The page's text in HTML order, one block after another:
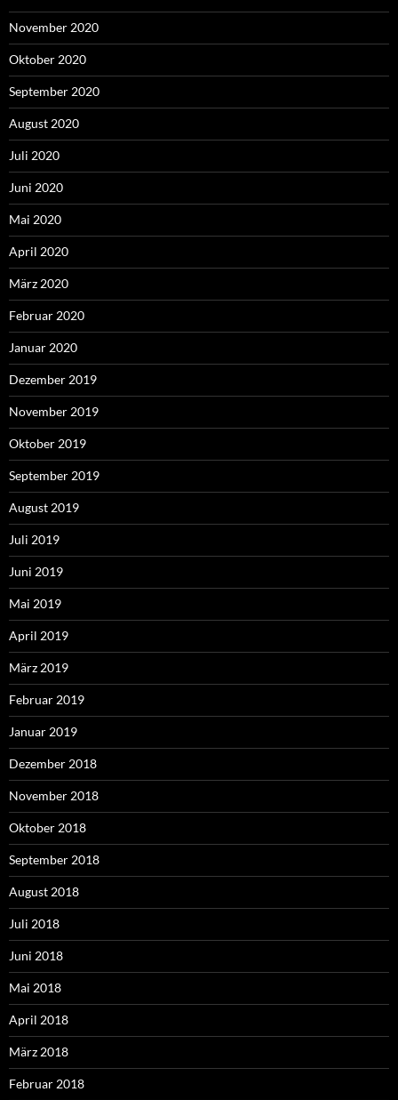
November 2020
Oktober 2020
September 2020
August 2020
Juli 2020
Juni 2020
Mai 2020
April 2020
März 2020
Februar 2020
Januar 2020
Dezember 2019
November 2019
Oktober 2019
September 2019
August 2019
Juli 2019
Juni 2019
Mai 2019
April 2019
März 2019
Februar 2019
Januar 2019
Dezember 2018
November 2018
Oktober 2018
September 2018
August 2018
Juli 2018
Juni 2018
Mai 2018
April 2018
März 2018
Februar 2018